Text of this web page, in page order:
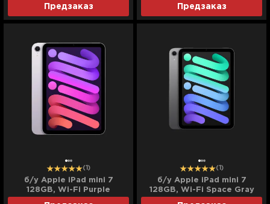
Предзаказ Предзаказ
(1)
б/у Apple iPad mini 7
128GB, Wi-Fi Purple
(1)
б/у Apple iPad mini 7
128GB, Wi-Fi Space Gray